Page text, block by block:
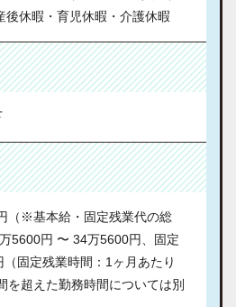
後休暇・育児休暇・介護休暇
（※基本給・固定残業代の総
5600円 〜 34万5600円、固定
固定残業時間：1ヶ月あたり
を超えた勤務時間については別